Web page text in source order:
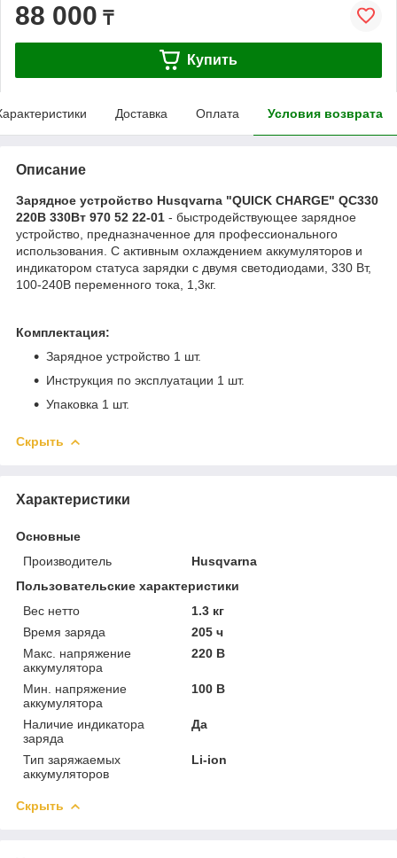
88 000 ₸
Купить
Доставка Оплата Условия возврата
Описание
Зарядное устройство Husqvarna "QUICK CHARGE" QC330
220В 330Вт 970 52 22-01 - быстродействующее зарядное
устройство, предназначенное для профессионального
использования. С активным охлаждением аккумуляторов и
индикатором статуса зарядки с двумя светодиодами, 330 Вт,
100-240В переменного тока, 1,3кг.
Комплектация:
Зарядное устройство 1 шт.
Инструкция по эксплуатации 1 шт.
Упаковка 1 шт.
Скрыть
Характеристики
Основные
Производитель
Husqvarna
Пользовательские характеристики
Вес нетто
1.3 кг
Время заряда
205 ч
Макс. напряжение
аккумулятора
220 В
Мин. напряжение
аккумулятора
100 В
Наличие индикатора
заряда
Да
Тип заряжаемых
аккумуляторов
Li-ion
Скрыть